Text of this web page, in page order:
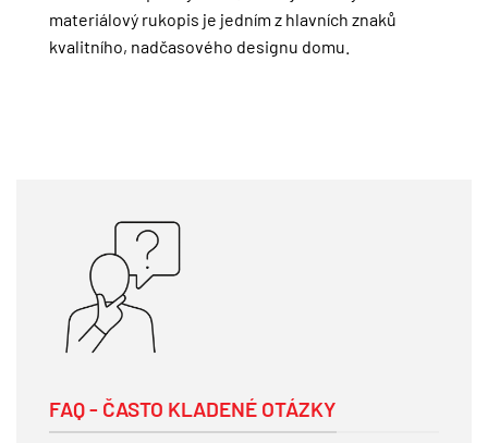
materiálový rukopis je jedním z hlavních znaků
kvalitního, nadčasového designu domu.
FAQ - ČASTO KLADENÉ OTÁZKY